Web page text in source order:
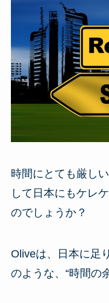
時間にとても厳し
して日本にもケレ
のでしょうか？
Oliveは、日本に足
のような、“時間の